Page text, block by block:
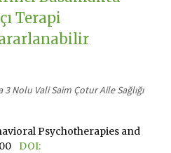
Terapi
Nolu Vali Saim Çotur Aile Sağlığı
Psychotherapies and
DOI: